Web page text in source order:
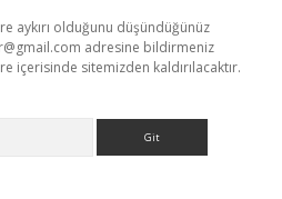
aykırı olduğunu düşündüğünüz
adresine bildirmeniz
içerisinde sitemizden kaldırılacaktır.